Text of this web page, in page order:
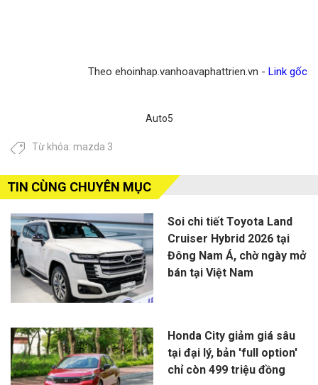
Theo ehoinhap.vanhoavaphattrien.vn - Link gốc
Auto5
Từ khóa: mazda 3
TIN CÙNG CHUYÊN MỤC
Soi chi tiết Toyota Land
Cruiser Hybrid 2026 tại
Đông Nam Á, chờ ngày mở
bán tại Việt Nam
Honda City giảm giá sâu
tại đại lý, bản 'full option'
chỉ còn 499 triệu đồng